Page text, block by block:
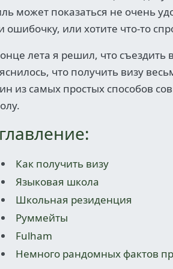
может показаться не очень
ошибочку, или хотите что-то
лета я решил, что
что получить визу
из самых простых способов
Как получить визу
Языковая школа
Школьная резиденция
Руммейты
Fulham
Немного рандомных фактов